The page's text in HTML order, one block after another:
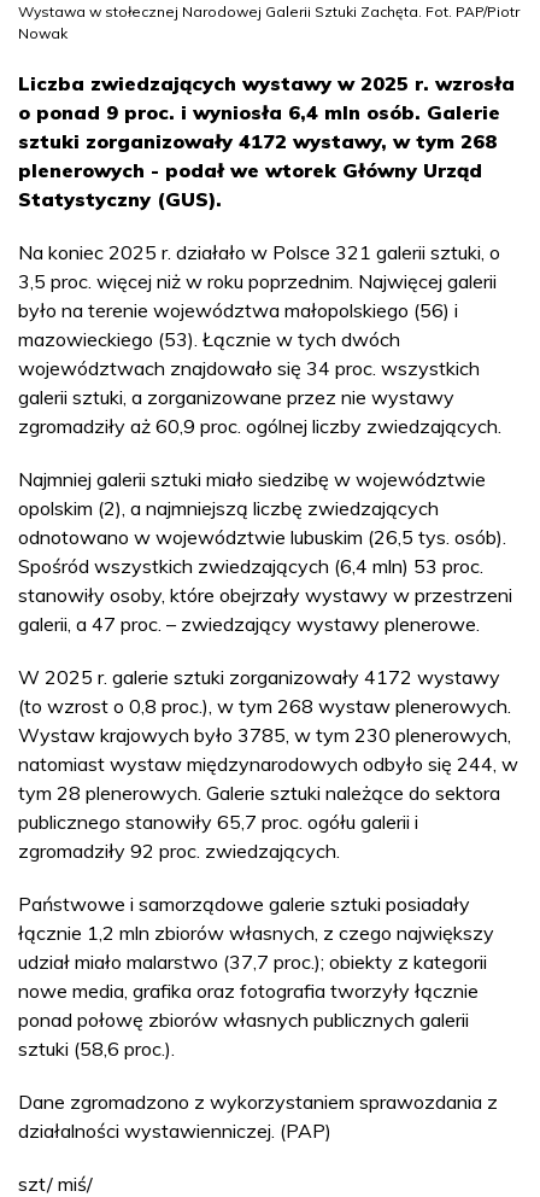
Wystawa w stołecznej Narodowej Galerii Sztuki Zachęta. Fot. PAP/Piotr
Nowak
Liczba zwiedzających wystawy w 2025 r. wzrosła
o ponad 9 proc. i wyniosła 6,4 mln osób. Galerie
sztuki zorganizowały 4172 wystawy, w tym 268
plenerowych - podał we wtorek Główny Urząd
Statystyczny (GUS).
Na koniec 2025 r. działało w Polsce 321 galerii sztuki, o
3,5 proc. więcej niż w roku poprzednim. Najwięcej galerii
było na terenie województwa małopolskiego (56) i
mazowieckiego (53). Łącznie w tych dwóch
województwach znajdowało się 34 proc. wszystkich
galerii sztuki, a zorganizowane przez nie wystawy
zgromadziły aż 60,9 proc. ogólnej liczby zwiedzających.
Najmniej galerii sztuki miało siedzibę w województwie
opolskim (2), a najmniejszą liczbę zwiedzających
odnotowano w województwie lubuskim (26,5 tys. osób).
Spośród wszystkich zwiedzających (6,4 mln) 53 proc.
stanowiły osoby, które obejrzały wystawy w przestrzeni
galerii, a 47 proc. – zwiedzający wystawy plenerowe.
W 2025 r. galerie sztuki zorganizowały 4172 wystawy
(to wzrost o 0,8 proc.), w tym 268 wystaw plenerowych.
Wystaw krajowych było 3785, w tym 230 plenerowych,
natomiast wystaw międzynarodowych odbyło się 244, w
tym 28 plenerowych. Galerie sztuki należące do sektora
publicznego stanowiły 65,7 proc. ogółu galerii i
zgromadziły 92 proc. zwiedzających.
Państwowe i samorządowe galerie sztuki posiadały
łącznie 1,2 mln zbiorów własnych, z czego największy
udział miało malarstwo (37,7 proc.); obiekty z kategorii
nowe media, grafika oraz fotografia tworzyły łącznie
ponad połowę zbiorów własnych publicznych galerii
sztuki (58,6 proc.).
Dane zgromadzono z wykorzystaniem sprawozdania z
działalności wystawienniczej. (PAP)
szt/ miś/